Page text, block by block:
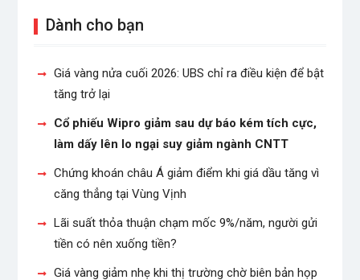
Dành cho bạn
Giá vàng nửa cuối 2026: UBS chỉ ra điều kiện để bật
tăng trở lại
Cổ phiếu Wipro giảm sau dự báo kém tích cực,
làm dấy lên lo ngại suy giảm ngành CNTT
Chứng khoán châu Á giảm điểm khi giá dầu tăng vì
căng thẳng tại Vùng Vịnh
Lãi suất thỏa thuận chạm mốc 9%/năm, người gửi
tiền có nên xuống tiền?
Giá vàng giảm nhẹ khi thị trường chờ biên bản họp